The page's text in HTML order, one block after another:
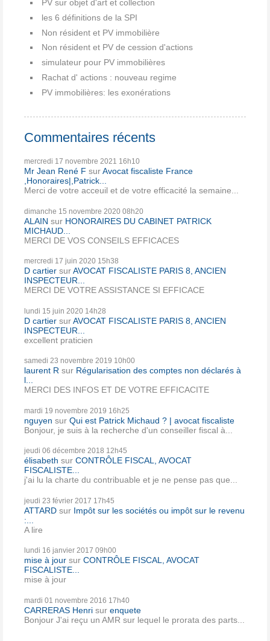
PV sur objet d'art et collection
les 6 définitions de la SPI
Non résident et PV immobilière
Non résident et PV de cession d'actions
simulateur pour PV immobilières
Rachat d' actions : nouveau regime
PV immobilières: les exonérations
Commentaires récents
mercredi 17 novembre 2021 16h10
Mr Jean René F surAvocat fiscaliste France
,Honoraires|,Patrick...
Merci de votre acceuil et de votre efficacité la semaine...
dimanche 15 novembre 2020 08h20
ALAIN sur HONORAIRES DU CABINET PATRICK
MICHAUD...
MERCI DE VOS CONSEILS EFFICACES
mercredi 17 juin 2020 15h38
D cartier surAVOCAT FISCALISTE PARIS 8, ANCIEN
INSPECTEUR...
MERCI DE VOTRE ASSISTANCE SI EFFICACE
lundi 15 juin 2020 14h28
D cartier surAVOCAT FISCALISTE PARIS 8, ANCIEN
INSPECTEUR...
excellent praticien
samedi 23 novembre 2019 10h00
laurent R sur Régularisation des comptes non déclarés à
l...
MERCI DES INFOS ET DE VOTRE EFFICACITE
mardi 19 novembre 2019 16h25
nguyen sur Qui est Patrick Michaud ? | avocat fiscaliste
Bonjour, je suis à la recherche d'un conseiller fiscal à...
jeudi 06 décembre 2018 12h45
élisabeth sur CONTRÔLE FISCAL, AVOCAT
FISCALISTE...
j'ai lu la charte du contribuable et je ne pense pas que...
jeudi 23 février 2017 17h45
ATTARD sur Impôt sur les sociétés ou impôt sur le revenu
:...
A lire
lundi 16 janvier 2017 09h00
mise à jour sur CONTRÔLE FISCAL, AVOCAT
FISCALISTE...
mise à jour
mardi 01 novembre 2016 17h40
CARRERAS Henri sur enquete
Bonjour J'ai reçu un AMR sur lequel le prorata des parts...